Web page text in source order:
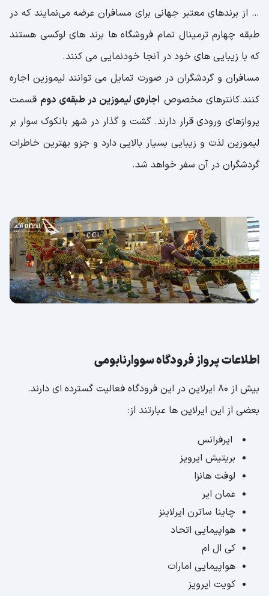
… از برندهای معتبر جهانی برای مسافران عرضه می‌نمایند که در
طبقه چهارم ترمینال تمام فروشگاه ها برند های لوکسی هستند
که با زیبایی های خود در آنجا خودنمایی می کنند.
مسافران و گردشگران در صورت تمایل می توانند لیموزین اجاره
کنند.کانترهای مخصوص اجاره‌ی لیموزین در طبقه‌ی دوم قسمت
پروازهای ورودی قرار دارند. گشت و گذار در شهر بانکوک سوار بر
لیموزین لذت و زیبایی بسیار بالایی دارد و جزو بهترین خاطرات
گردشگران در آن سفر خواهد شد.
اطلاعات پرواز فرودگاه سووارنابومی
بیش از 80 ایرلاین در این فرودگاه فعالیت گسترده ای دارند.
بعضی از این ایرلاین ها عبارتند از:
ایرفرانس
بریتیش ایرویز
لوفت هانزا
عمان ایر
چاینا ساترن ایرلاینز
هواپیمایی اتحاد
کی ال ام
هواپیمایی امارات
کویت ایرویز